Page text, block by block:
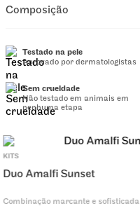
Composição
Testado na pele
Aprovado por dermatologistas
Sem crueldade
Não testado em animais em
nenhuma etapa
KITS
Duo Amalfi Sunset
Combinação marcante e sofisticada